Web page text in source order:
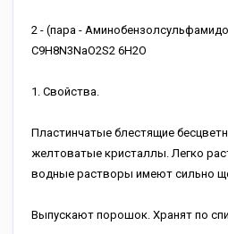
2 - (пара -
C9H8N3NaO2S2 6H2O
1. Свойства.
Пластинчатые блестящие
желтоватые кристаллы. Легко
водные растворы имеют сильно
Выпускают порошок. Хранят по